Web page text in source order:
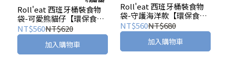
Roll'eat 西班牙桶裝食物
袋-可愛熊貓仔【環保食物
袋/布食物袋】
NT$560NT$620
加入購物車
Roll'eat 西班牙桶裝食物
袋-守護海洋款【環保食物
袋/布食物袋】
NT$560NT$680
加入購物車